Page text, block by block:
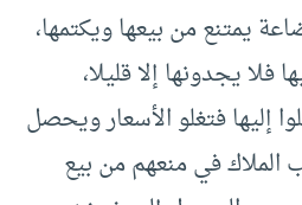
يمتنع من بيعها ويكتمها،
فلا يجدونها إلا قليلا،
إليها فتغلو الأسعار ويحصل
الملاك في منعهم من بيع